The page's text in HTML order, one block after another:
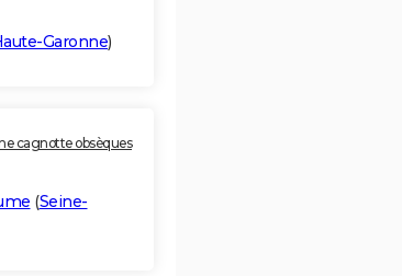
Garonne)
cagnotte obsèques
(Seine-